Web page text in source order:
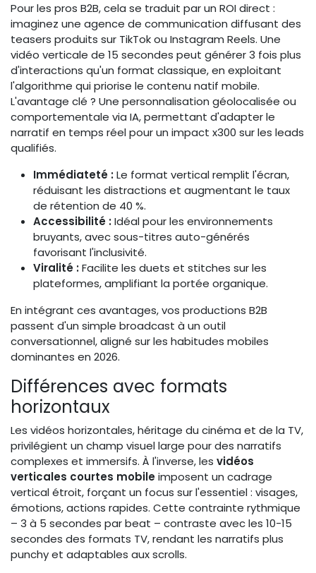
Pour les pros B2B, cela se traduit par un ROI direct :
imaginez une agence de communication diffusant des
teasers produits sur TikTok ou Instagram Reels. Une
vidéo verticale de 15 secondes peut générer 3 fois plus
d'interactions qu'un format classique, en exploitant
l'algorithme qui priorise le contenu natif mobile.
L'avantage clé ? Une personnalisation géolocalisée ou
comportementale via IA, permettant d'adapter le
narratif en temps réel pour un impact x300 sur les leads
qualifiés.
Immédiateté :Le format vertical remplit l'écran,
réduisant les distractions et augmentant le taux
de rétention de 40 %.
Accessibilité :Idéal pour les environnements
bruyants, avec sous-titres auto-générés
favorisant l'inclusivité.
Viralité :Facilite les duets et stitches sur les
plateformes, amplifiant la portée organique.
En intégrant ces avantages, vos productions B2B
passent d'un simple broadcast à un outil
conversationnel, aligné sur les habitudes mobiles
dominantes en 2026.
Différences avec formats
horizontaux
Les vidéos horizontales, héritage du cinéma et de la TV,
privilégient un champ visuel large pour des narratifs
complexes et immersifs. À l'inverse, les vidéos
verticales courtes mobileimposent un cadrage
vertical étroit, forçant un focus sur l'essentiel : visages,
émotions, actions rapides. Cette contrainte rythmique
– 3 à 5 secondes par beat – contraste avec les 10-15
secondes des formats TV, rendant les narratifs plus
punchy et adaptables aux scrolls.